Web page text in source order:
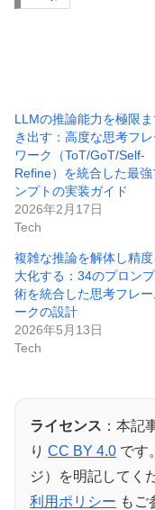
LLMの推論能力を極限ま
き出す：高度な思考フ
ワーク（ToT/GoT/Self-
Refine）を統合した最強
ンプトの実装ガイド
2026年2月17日
Tech
複雑な推論を解体し精
大化する：34のプロン
術を統合した思考フレー
ークの設計
2026年5月13日
Tech
ライセンス ：本記
り CC BY 4.0 です
ジ）を明記してく
利用ポリシー もご